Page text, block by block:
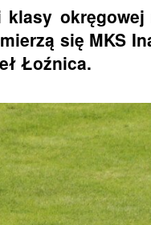
się MKS
Łoźnica.